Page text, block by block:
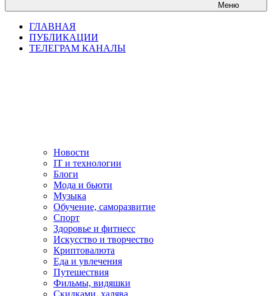
Меню
ГЛАВНАЯ
ПУБЛИКАЦИИ
ТЕЛЕГРАМ КАНАЛЫ
Новости
IT и технологии
Блоги
Мода и бьюти
Музыка
Обучение, саморазвитие
Спорт
Здоровье и фитнесс
Искусство и творчество
Криптовалюта
Еда и увлечения
Путешествия
Фильмы, видяшки
Скидками, халява